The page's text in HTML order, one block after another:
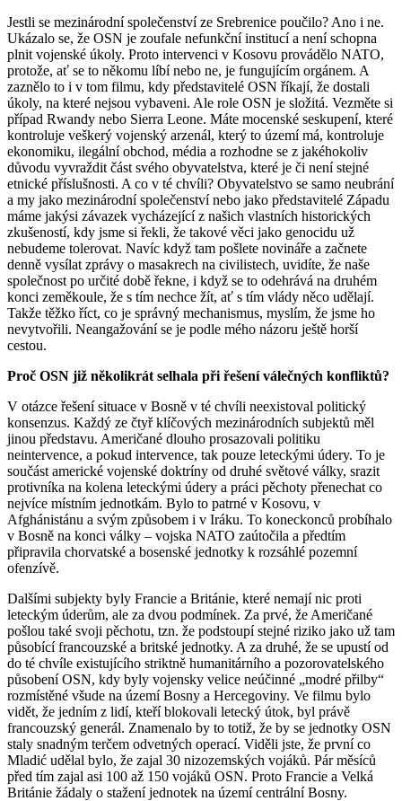
Jestli se mezinárodní společenství ze Srebrenice poučilo? Ano i ne.
Ukázalo se, že OSN je zoufale nefunkční institucí a není schopna
plnit vojenské úkoly. Proto intervenci v Kosovu provádělo NATO,
protože, ať se to někomu líbí nebo ne, je fungujícím orgánem. A
zaznělo to i v tom filmu, kdy představitelé OSN říkají, že dostali
úkoly, na které nejsou vybaveni. Ale role OSN je složitá. Vezměte si
případ Rwandy nebo Sierra Leone. Máte mocenské seskupení, které
kontroluje veškerý vojenský arzenál, který to území má, kontroluje
ekonomiku, ilegální obchod, média a rozhodne se z jakéhokoliv
důvodu vyvraždit část svého obyvatelstva, které je či není stejné
etnické příslušnosti. A co v té chvíli? Obyvatelstvo se samo neubrání
a my jako mezinárodní společenství nebo jako představitelé Západu
máme jakýsi závazek vycházející z našich vlastních historických
zkušeností, kdy jsme si řekli, že takové věci jako genocidu už
nebudeme tolerovat. Navíc když tam pošlete novináře a začnete
denně vysílat zprávy o masakrech na civilistech, uvidíte, že naše
společnost po určité době řekne, i když se to odehrává na druhém
konci zeměkoule, že s tím nechce žít, ať s tím vlády něco udělají.
Takže těžko říct, co je správný mechanismus, myslím, že jsme ho
nevytvořili. Neangažování se je podle mého názoru ještě horší
cestou.
Proč OSN již několikrát selhala při řešení válečných konfliktů?
V otázce řešení situace v Bosně v té chvíli neexistoval politický
konsenzus. Každý ze čtyř klíčových mezinárodních subjektů měl
jinou představu. Američané dlouho prosazovali politiku
neintervence, a pokud intervence, tak pouze leteckými údery. To je
součást americké vojenské doktríny od druhé světové války, srazit
protivníka na kolena leteckými údery a práci pěchoty přenechat co
nejvíce místním jednotkám. Bylo to patrné v Kosovu, v
Afghánistánu a svým způsobem i v Iráku. To koneckonců probíhalo
v Bosně na konci války – vojska NATO zaútočila a předtím
připravila chorvatské a bosenské jednotky k rozsáhlé pozemní
ofenzívě.
Dalšími subjekty byly Francie a Británie, které nemají nic proti
leteckým úderům, ale za dvou podmínek. Za prvé, že Američané
pošlou také svoji pěchotu, tzn. že podstoupí stejné riziko jako už tam
působící francouzské a britské jednotky. A za druhé, že se upustí od
do té chvíle existujícího striktně humanitárního a pozorovatelského
působení OSN, kdy byly vojensky velice neúčinné „modré přilby“
rozmístěné všude na území Bosny a Hercegoviny. Ve filmu bylo
vidět, že jedním z lidí, kteří blokovali letecký útok, byl právě
francouzský generál. Znamenalo by to totiž, že by se jednotky OSN
staly snadným terčem odvetných operací. Viděli jste, že první co
Mladić udělal bylo, že zajal 30 nizozemských vojáků. Pár měsíců
před tím zajal asi 100 až 150 vojáků OSN. Proto Francie a Velká
Británie žádaly o stažení jednotek na území centrální Bosny.